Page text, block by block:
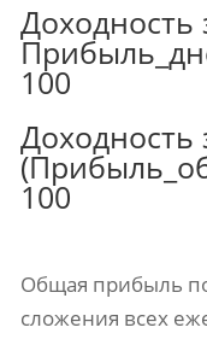
Доходность
100
Доходность
100
Общая прибыль
сложения всех